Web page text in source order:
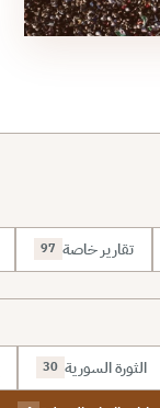
تقارير خاصة 97
الثورة السورية 30